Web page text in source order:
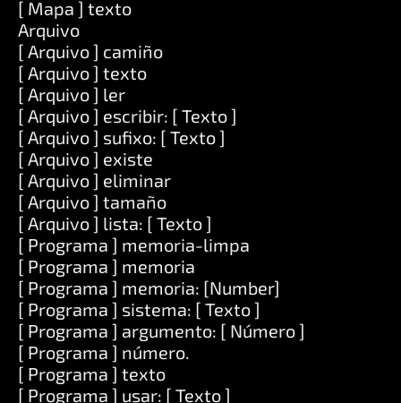
[ Mapa ] texto
Arquivo
[ Arquivo ] camiño
[ Arquivo ] texto
[ Arquivo ] ler
[ Arquivo ] escribir: [ Texto ]
[ Arquivo ] sufixo: [ Texto ]
[ Arquivo ] existe
[ Arquivo ] eliminar
[ Arquivo ] tamaño
[ Arquivo ] lista: [ Texto ]
[ Programa ] memoria-limpa
[ Programa ] memoria
[ Programa ] memoria: [Number]
[ Programa ] sistema: [ Texto ]
[ Programa ] argumento: [ Número ]
[ Programa ] número.
[ Programa ] texto
[ Programa ] usar: [ Texto ]